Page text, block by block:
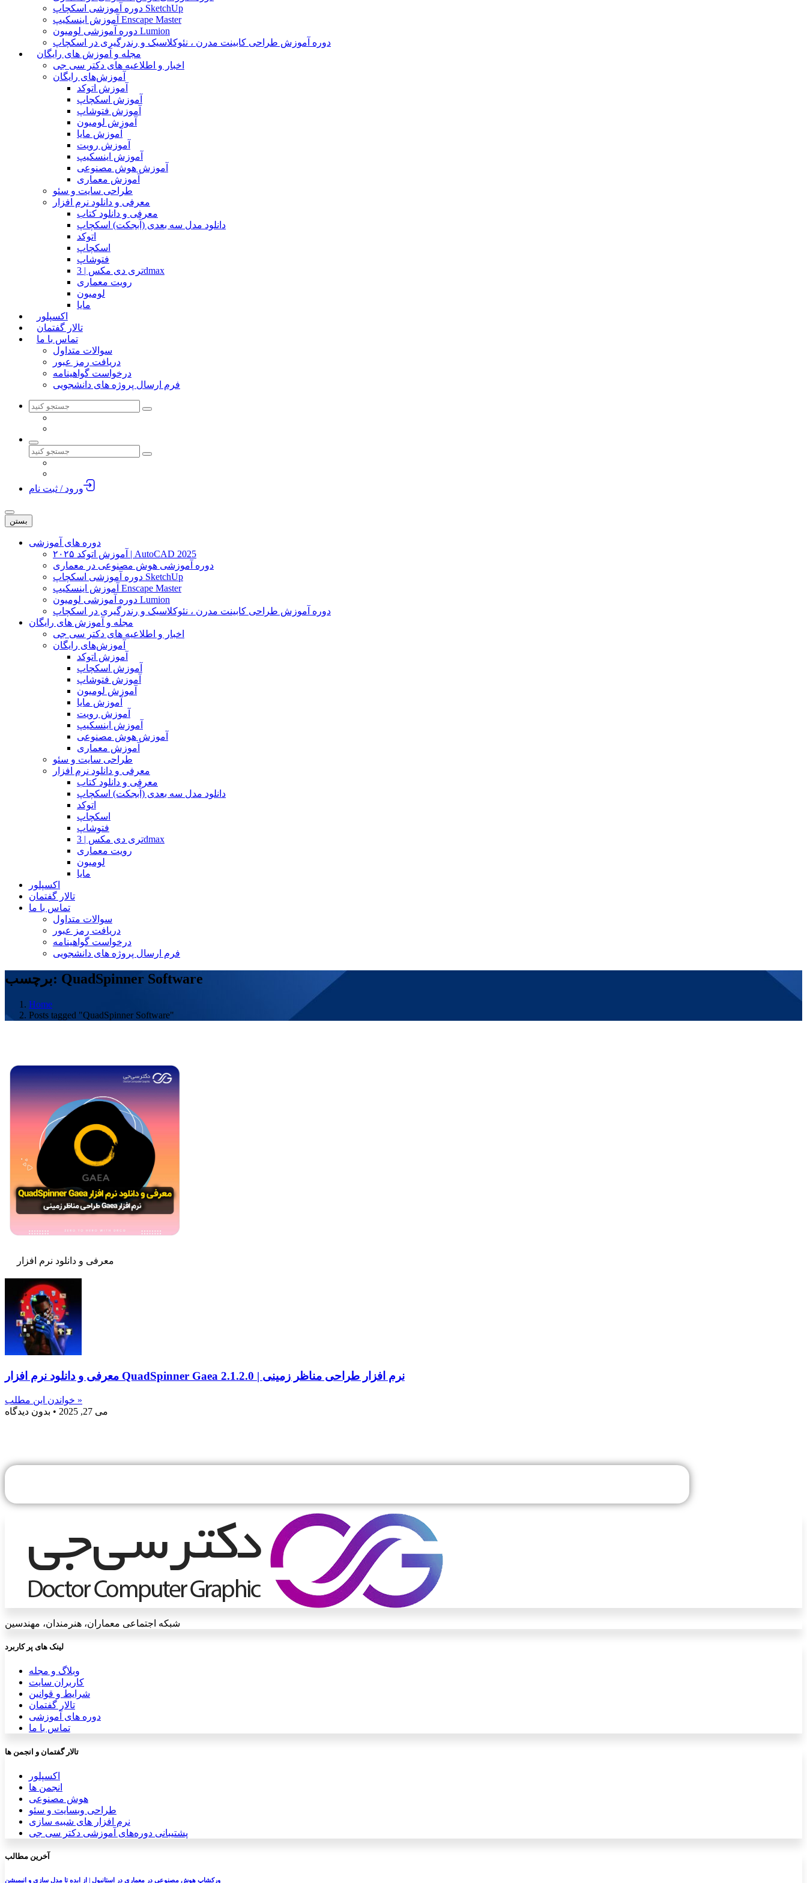
دوره آموزشی اسکچاپ SketchUp
آموزش اینسکیپ Enscape Master
دوره آموزشی لومیون Lumion
دوره آموزش طراحی کابینت مدرن ، نئوکلاسیک و رندرگیری در اسکچاپ
مجله و آموزش های رایگان
اخبار و اطلاعیه های دکتر سی جی
آموزش‌های رایگان
آموزش اتوکد
آموزش اسکچاپ
آموزش فتوشاپ
آموزش لومیون
آموزش مایا
آموزش رویت
آموزش اینسکیپ
آموزش هوش مصنوعی
آموزش معماری
طراحی سایت و سئو
معرفی و دانلود نرم افزار
معرفی و دانلود کتاب
دانلود مدل سه بعدی (آبجکت) اسکچاپ
اتوکد
اسکچاپ
فتوشاپ
تری دی مکس | 3dmax
رویت معماری
لومیون
مایا
اکسپلور
تالار گفتمان
تماس با ما
سوالات متداول
دریافت رمز عبور
درخواست گواهینامه
فرم ارسال پروژه های دانشجویی
ورود / ثبت نام
بستن
دوره های آموزشی
آموزش اتوکد ۲۰۲۵ | AutoCAD 2025
دوره آموزشی هوش مصنوعی در معماری
دوره آموزشی اسکچاپ SketchUp
آموزش اینسکیپ Enscape Master
دوره آموزشی لومیون Lumion
دوره آموزش طراحی کابینت مدرن ، نئوکلاسیک و رندرگیری در اسکچاپ
مجله و آموزش های رایگان
اخبار و اطلاعیه های دکتر سی جی
آموزش‌های رایگان
آموزش اتوکد
آموزش اسکچاپ
آموزش فتوشاپ
آموزش لومیون
آموزش مایا
آموزش رویت
آموزش اینسکیپ
آموزش هوش مصنوعی
آموزش معماری
طراحی سایت و سئو
معرفی و دانلود نرم افزار
معرفی و دانلود کتاب
دانلود مدل سه بعدی (آبجکت) اسکچاپ
اتوکد
اسکچاپ
فتوشاپ
تری دی مکس | 3dmax
رویت معماری
لومیون
مایا
اکسپلور
تالار گفتمان
تماس با ما
سوالات متداول
دریافت رمز عبور
درخواست گواهینامه
فرم ارسال پروژه های دانشجویی
برچسب: QuadSpinner Software
Home
Posts tagged "QuadSpinner Software"
معرفی و دانلود نرم افزار
معرفی و دانلود نرم افزار QuadSpinner Gaea 2.1.2.0 | نرم افزار طراحی مناظر زمینی
خواندن این مطلب »
می 27, 2025
بدون دیدگاه
شبکه اجتماعی معماران، هنرمندان، مهندسین
لینک های پر کاربرد
وبلاگ و مجله
کاربران سایت
شرایط و قوانین
تالار گفتمان
دوره های آموزشی
تماس با ما
تالار گفتمان و انجمن ها
اکسپلور
انجمن ها
هوش مصنوعی
طراحی وبسایت و سئو
نرم افزار های شبیه سازی
پشتیبانی دوره‌های آموزشی دکتر سی جی
آخرین مطالب
ورکشاپ هوش مصنوعی در معماری در استانبول | از ایده تا مدل سازی و انیمیشن